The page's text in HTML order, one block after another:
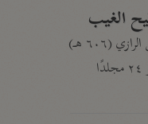
الغيب
(٦٠٦ هـ)